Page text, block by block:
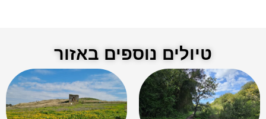
טיולים נוספים באזור